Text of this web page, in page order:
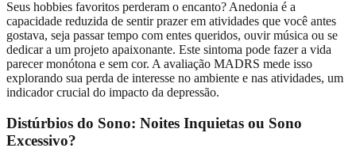
Seus hobbies favoritos perderam o encanto? Anedonia é a
capacidade reduzida de sentir prazer em atividades que você antes
gostava, seja passar tempo com entes queridos, ouvir música ou se
dedicar a um projeto apaixonante. Este sintoma pode fazer a vida
parecer monótona e sem cor. A avaliação MADRS mede isso
explorando sua perda de interesse no ambiente e nas atividades, um
indicador crucial do impacto da depressão.
Distúrbios do Sono: Noites Inquietas ou Sono
Excessivo?